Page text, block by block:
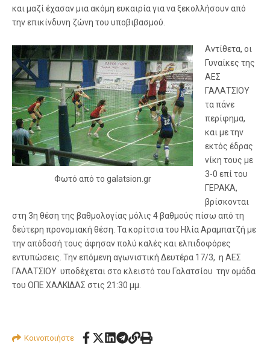
και μαζί έχασαν μια ακόμη ευκαιρία για να ξεκολλήσουν από
την επικίνδυνη ζώνη του υποβιβασμού.
Φωτό από το galatsion.gr
Αντίθετα, οι
Γυναίκες της
ΑΕΣ
ΓΑΛΑΤΣΙΟΥ
τα πάνε
περίφημα,
και με την
εκτός έδρας
νίκη τους με
3-0 επί του
ΓΕΡΑΚΑ,
βρίσκονται
στη 3η θέση της βαθμολογίας μόλις 4 βαθμούς πίσω από τη
δεύτερη προνομιακή θέση. Τα κορίτσια του Ηλία Αραμπατζή με
την απόδοσή τους άφησαν πολύ καλές και ελπιδοφόρες
εντυπώσεις. Την επόμενη αγωνιστική Δευτέρα 17/3, η ΑΕΣ
ΓΑΛΑΤΣΙΟΥ υποδέχεται στο κλειστό του Γαλατσίου την ομάδα
του ΟΠΕ ΧΑΛΚΙΔΑΣ στις 21:30 μμ.
Κοινοποιήστε